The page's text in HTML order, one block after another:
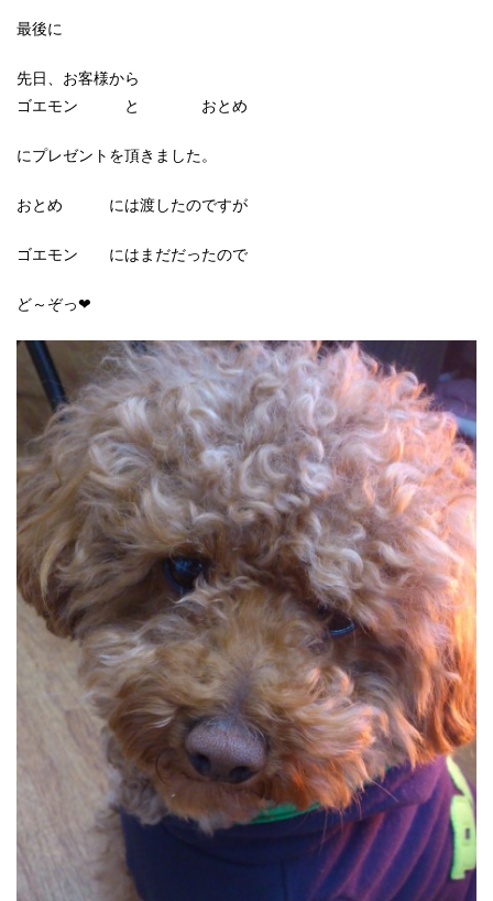
最後に
先日、お客様から
ゴエモン と おとめ
にプレゼントを頂きました。
おとめ には渡したのですが
ゴエモン にはまだだったので
ど～ぞっ❤